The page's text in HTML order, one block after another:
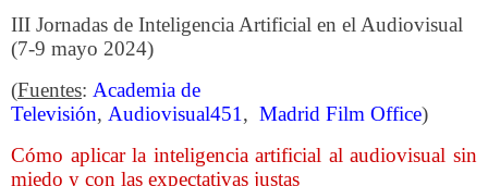
III Jornadas de Inteligencia Artificial en el Audiovisual
(7-9 mayo 2024)
(Fuentes: Academia de
Televisión, Audiovisual451 , Madrid Film Office)
Cómo aplicar la inteligencia artificial al audiovisual sin
miedo y con las expectativas justas